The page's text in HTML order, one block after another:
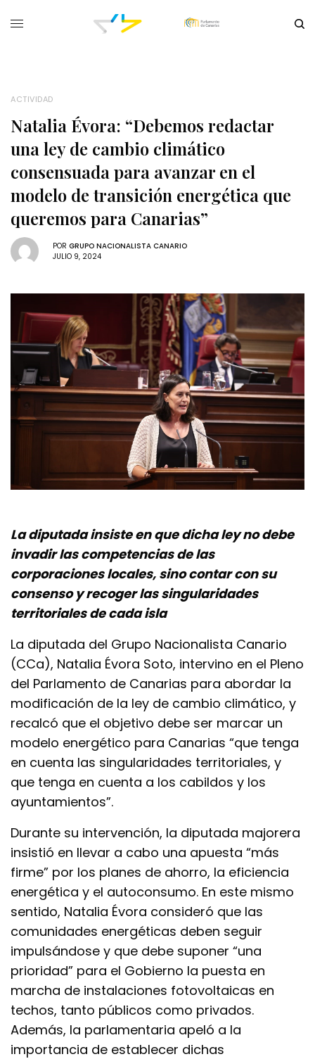
ACTIVIDAD
Natalia Évora: “Debemos redactar
una ley de cambio climático
consensuada para avanzar en el
modelo de transición energética que
queremos para Canarias”
POR GRUPO NACIONALISTA CANARIO
JULIO 9, 2024
La diputada insiste en que dicha ley no debe
invadir las competencias de las
corporaciones locales, sino contar con su
consenso y recoger las singularidades
territoriales de cada isla
La diputada del Grupo Nacionalista Canario
(CCa), Natalia Évora Soto, intervino en el Pleno
del Parlamento de Canarias para abordar la
modificación de la ley de cambio climático, y
recalcó que el objetivo debe ser marcar un
modelo energético para Canarias “que tenga
en cuenta las singularidades territoriales, y
que tenga en cuenta a los cabildos y los
ayuntamientos”.
Durante su intervención, la diputada majorera
insistió en llevar a cabo una apuesta “más
firme” por los planes de ahorro, la eficiencia
energética y el autoconsumo. En este mismo
sentido, Natalia Évora consideró que las
comunidades energéticas deben seguir
impulsándose y que debe suponer “una
prioridad” para el Gobierno la puesta en
marcha de instalaciones fotovoltaicas en
techos, tanto públicos como privados.
Además, la parlamentaria apeló a la
importancia de establecer dichas